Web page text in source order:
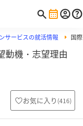
サービスの就活情報 国
動機・志望理由
お気に入り (416)